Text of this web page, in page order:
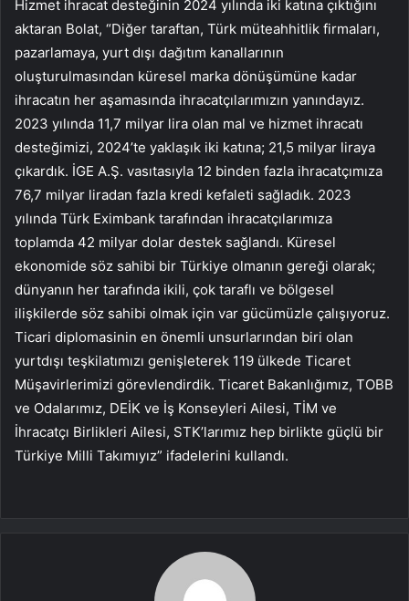
Hizmet ihracat desteğinin 2024 yılında iki katına çıktığını
aktaran Bolat, “Diğer taraftan, Türk müteahhitlik firmaları,
pazarlamaya, yurt dışı dağıtım kanallarının
oluşturulmasından küresel marka dönüşümüne kadar
ihracatın her aşamasında ihracatçılarımızın yanındayız.
2023 yılında 11,7 milyar lira olan mal ve hizmet ihracatı
desteğimizi, 2024’te yaklaşık iki katına; 21,5 milyar liraya
çıkardık. İGE A.Ş. vasıtasıyla 12 binden fazla ihracatçımıza
76,7 milyar liradan fazla kredi kefaleti sağladık. 2023
yılında Türk Eximbank tarafından ihracatçılarımıza
toplamda 42 milyar dolar destek sağlandı. Küresel
ekonomide söz sahibi bir Türkiye olmanın gereği olarak;
dünyanın her tarafında ikili, çok taraflı ve bölgesel
ilişkilerde söz sahibi olmak için var gücümüzle çalışıyoruz.
Ticari diplomasinin en önemli unsurlarından biri olan
yurtdışı teşkilatımızı genişleterek 119 ülkede Ticaret
Müşavirlerimizi görevlendirdik. Ticaret Bakanlığımız, TOBB
ve Odalarımız, DEİK ve İş Konseyleri Ailesi, TİM ve
İhracatçı Birlikleri Ailesi, STK’larımız hep birlikte güçlü bir
Türkiye Milli Takımıyız” ifadelerini kullandı.